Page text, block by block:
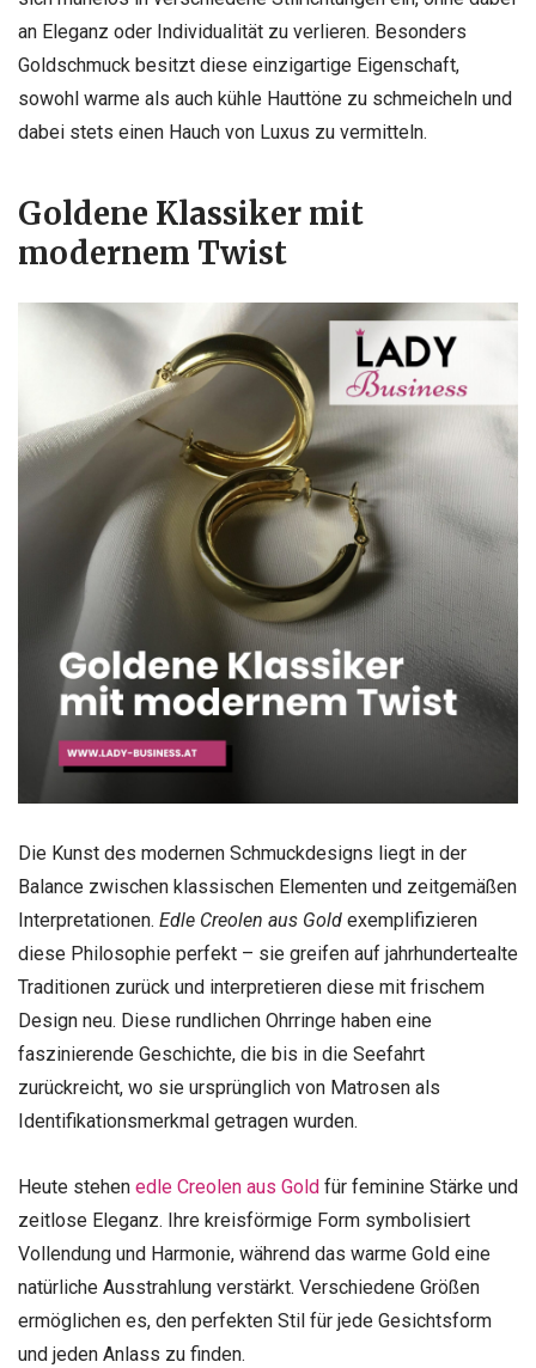
an Eleganz oder Individualität zu verlieren. Besonders
Goldschmuck besitzt diese einzigartige Eigenschaft,
sowohl warme als auch kühle Hauttöne zu schmeicheln und
dabei stets einen Hauch von Luxus zu vermitteln.
Goldene Klassiker mit
modernem Twist
Die Kunst des modernen Schmuckdesigns liegt in der
Balance zwischen klassischen Elementen und zeitgemäßen
Interpretationen. Edle Creolen aus Gold exemplifizieren
diese Philosophie perfekt – sie greifen auf jahrhundertealte
Traditionen zurück und interpretieren diese mit frischem
Design neu. Diese rundlichen Ohrringe haben eine
faszinierende Geschichte, die bis in die Seefahrt
zurückreicht, wo sie ursprünglich von Matrosen als
Identifikationsmerkmal getragen wurden.
Heute stehen edle Creolen aus Gold für feminine Stärke und
zeitlose Eleganz. Ihre kreisförmige Form symbolisiert
Vollendung und Harmonie, während das warme Gold eine
natürliche Ausstrahlung verstärkt. Verschiedene Größen
ermöglichen es, den perfekten Stil für jede Gesichtsform
und jeden Anlass zu finden.